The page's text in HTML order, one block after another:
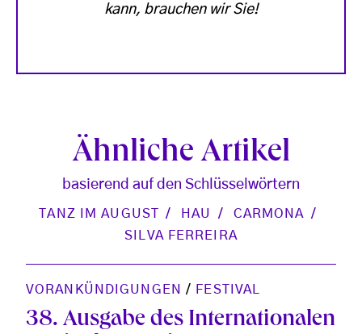
kann, brauchen wir Sie!
Ähnliche Artikel
basierend auf den Schlüsselwörtern
TANZ IM AUGUST HAU
CARMONA
SILVA FERREIRA
VORANKÜNDIGUNGEN / FESTIVAL
38. Ausgabe des Internationalen